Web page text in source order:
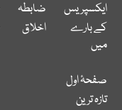
ایکسپریس
کے بارے
میں
ضابطہ
اخلاق
صفحۂ اول
تازہ ترین